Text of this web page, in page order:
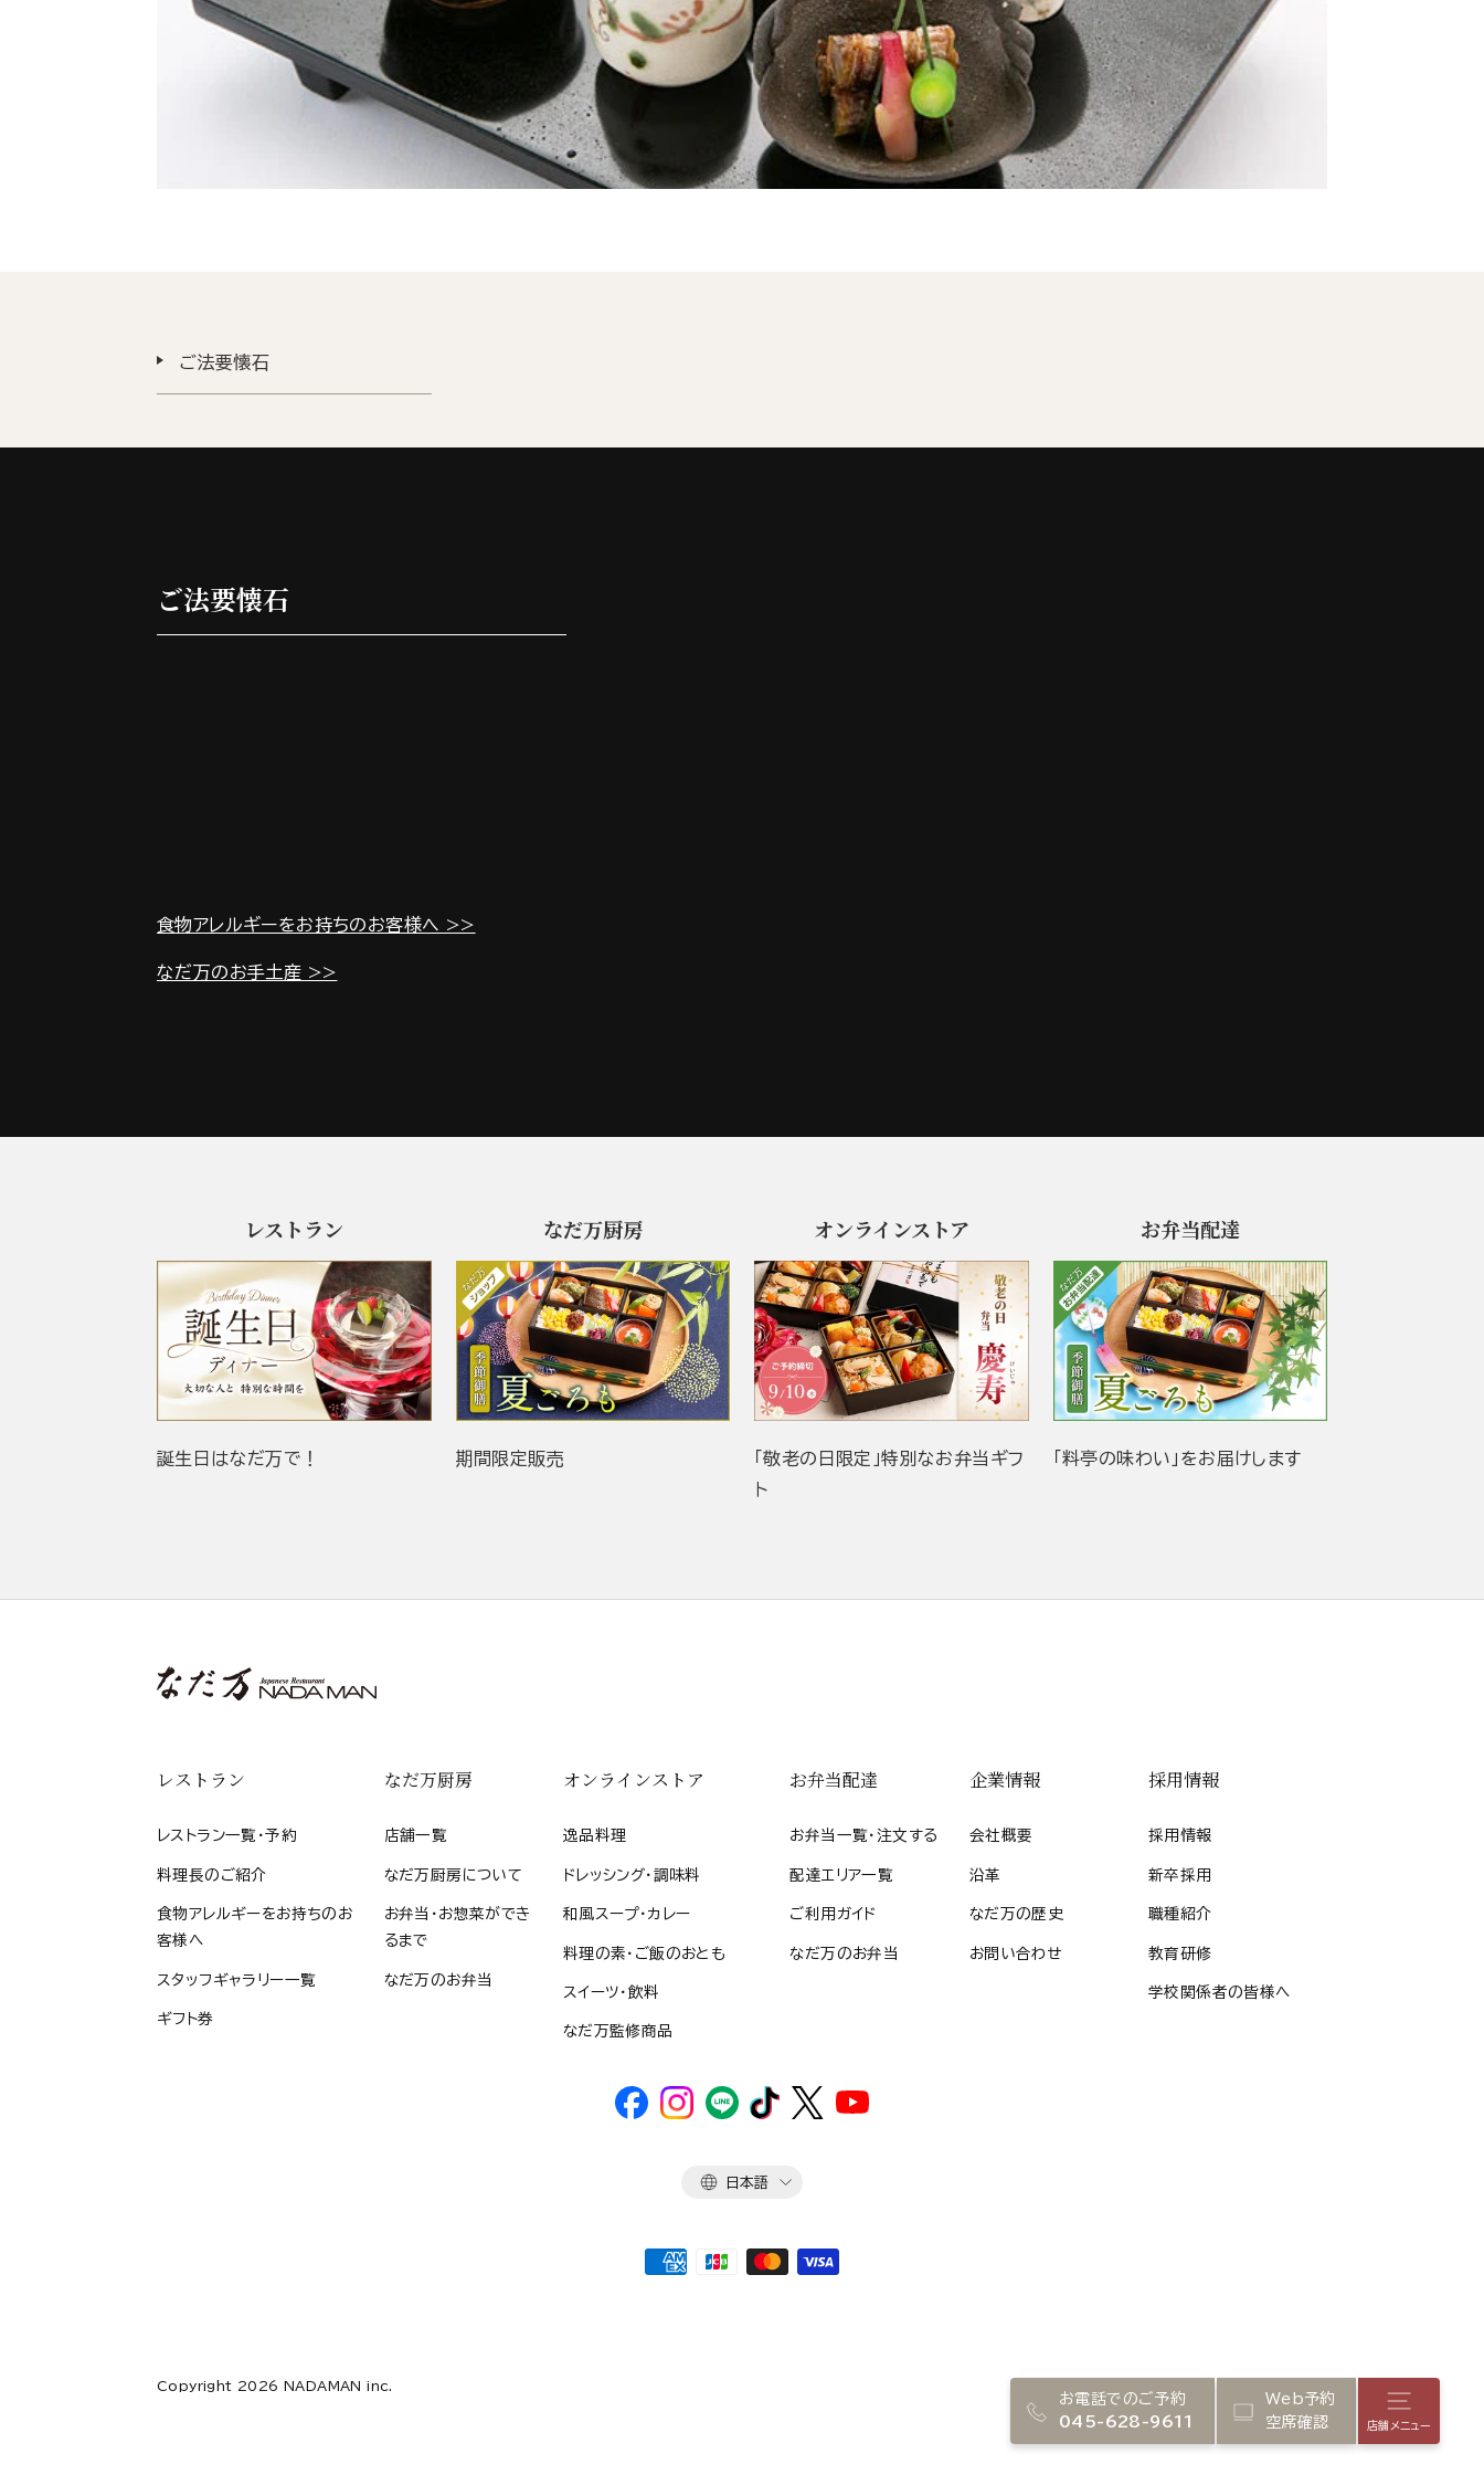
ご法要懐石
ご法要懐石
食物アレルギーをお持ちのお客様へ >>
なだ万のお手土産 >>
お電話でのご予約
045-628-9611
Web予約
空席確認
店舗メニュー
レストラン
誕生日はなだ万で！
なだ万厨房
期間限定販売
オンラインストア
「敬老の日限定」特別なお弁当ギフ
ト
お弁当配達
「料亭の味わい」をお届けします
レストラン
レストラン一覧・予約
料理長のご紹介
食物アレルギーをお持ちのお
客様へ
スタッフギャラリー一覧
ギフト券
なだ万厨房
店舗一覧
なだ万厨房について
お弁当・お惣菜ができ
るまで
なだ万のお弁当
オンラインストア
逸品料理
ドレッシング・調味料
和風スープ・カレー
料理の素・ご飯のおとも
スイーツ・飲料
なだ万監修商品
お弁当配達
お弁当一覧・注文する
配達エリア一覧
ご利用ガイド
なだ万のお弁当
企業情報
会社概要
沿革
なだ万の歴史
お問い合わせ
採用情報
採用情報
新卒採用
職種紹介
教育研修
学校関係者の皆様へ
言
日本語
Copyright 2026 NADAMAN inc.